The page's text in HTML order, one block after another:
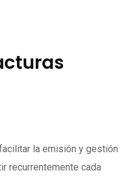
la emisión y gestión
recurrentemente cada